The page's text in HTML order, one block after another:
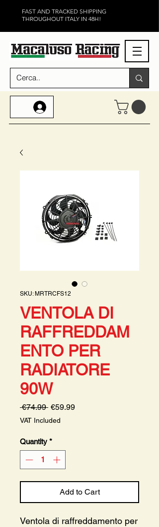
FAST AND TRACKED SHIPPING
THROUGHOUT ITALY IN 48H!
SKU: MRTRCFS12
VENTOLA DI
RAFFREDDAM
ENTO PER
RADIATORE
90W
€74.99 Regular
Price
€59.99Sale
VAT Included
Quantity *
Add to Cart
Ventola di raffreddamento per